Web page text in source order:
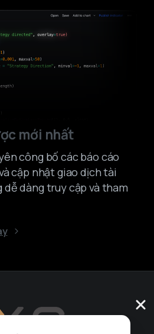
mới nhất
công bố các báo cáo
cập nhật giao dịch tài
dễ dàng truy cập và tham